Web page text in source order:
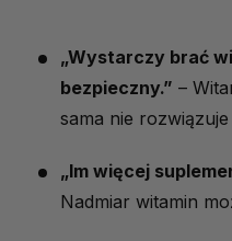
„Wystarczy brać
bezpieczny.” –
sama nie
„Im więcej
Nadmiar witamin